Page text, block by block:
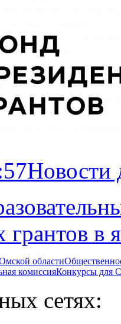
грантов в
области
комиссияКонкурсы
сетях: